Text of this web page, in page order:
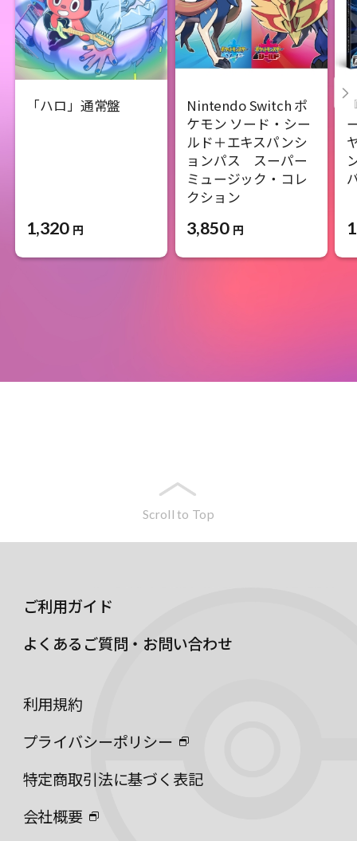
「ハロ」通常盤
1,320 円
Nintendo Switch ポ
ケモン ソード・シー
ルド＋エキスパンシ
ョンパス スーパー
ミュージック・コレ
クション
3,850 円
Scroll to Top
ご利用ガイド
よくあるご質問・お問い合わせ
利用規約
プライバシーポリシー
特定商取引法に基づく表記
会社概要